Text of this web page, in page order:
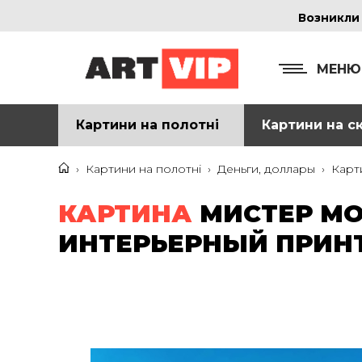
МЕНЮ
Картини на полотні Картини на
› Картини на полотні › Деньги, доллары ›
КАРТИНА МИСТЕР
ИНТЕРЬЕРНЫЙ
м.